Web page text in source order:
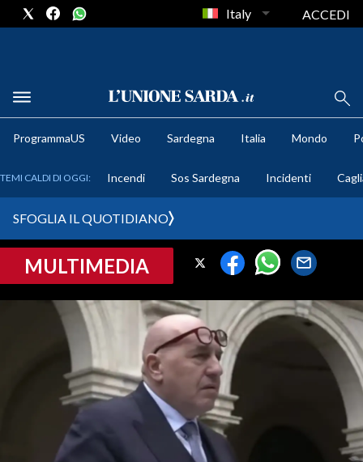
METEO
CRONACA SARDEGNA
PROVINCIA DI CAGLIARI
SULCIS IGLESIENTE
MEDIO CAMPIDANO
ORISTANO E PROVINCIA
SASSARI E PROVINCIA
GALLURA
Italy ACCEDI
ProgrammaUS Video Sardegna Italia Mondo
TEMI CALDI DI OGGI: Incendi Sos Sardegna Incidenti
SFOGLIA IL QUOTIDIANO
MULTIMEDIA